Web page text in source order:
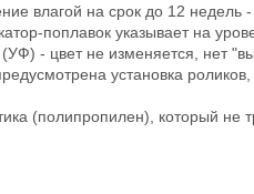
влагой на срок до 12
поплавок указывает на
- цвет не изменяется, нет
установка
(полипропилен), который